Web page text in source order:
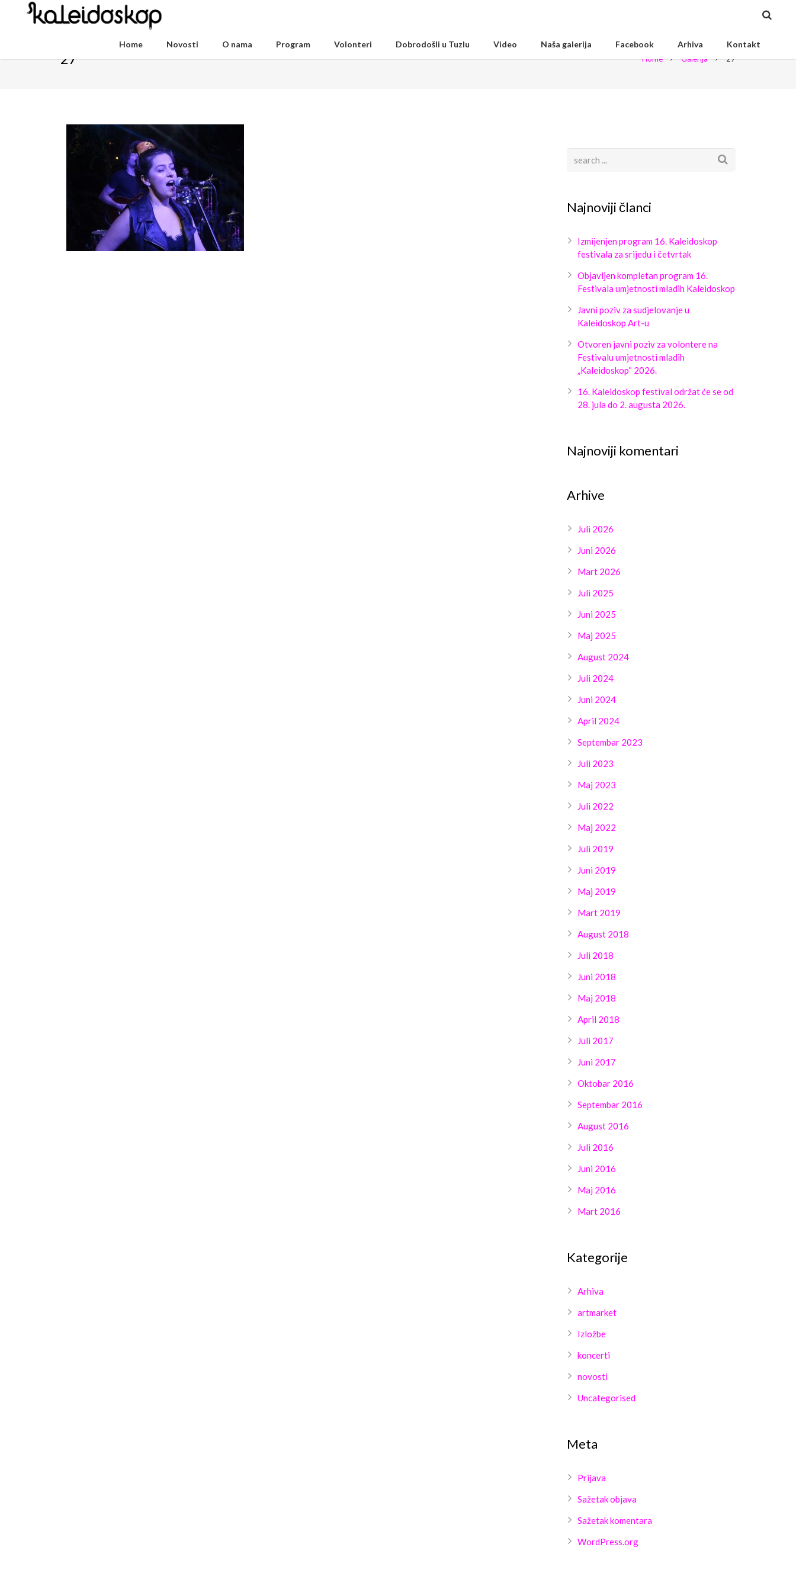
Home Novosti O nama Program Volonteri Dobrodošli u Tuzlu Video Naša galerija Facebook Arhiva Kontakt
27 Home Galerija 27
Najnoviji članci
Izmijenjen program 16. Kaleidoskop
festivala za srijedu i četvrtak
Objavljen kompletan program 16.
Festivala umjetnosti mladih Kaleidoskop
Javni poziv za sudjelovanje u
Kaleidoskop Art-u
Otvoren javni poziv za volontere na
Festivalu umjetnosti mladih
„Kaleidoskop“ 2026.
16. Kaleidoskop festival održat će se od
28. jula do 2. augusta 2026.
Najnoviji komentari
Arhive
Juli 2026
Juni 2026
Mart 2026
Juli 2025
Juni 2025
Maj 2025
August 2024
Juli 2024
Juni 2024
April 2024
Septembar 2023
Juli 2023
Maj 2023
Juli 2022
Maj 2022
Juli 2019
Juni 2019
Maj 2019
Mart 2019
August 2018
Juli 2018
Juni 2018
Maj 2018
April 2018
Juli 2017
Juni 2017
Oktobar 2016
Septembar 2016
August 2016
Juli 2016
Juni 2016
Maj 2016
Mart 2016
Kategorije
Arhiva
artmarket
Izložbe
koncerti
novosti
Uncategorised
Meta
Prijava
Sažetak objava
Sažetak komentara
WordPress.org